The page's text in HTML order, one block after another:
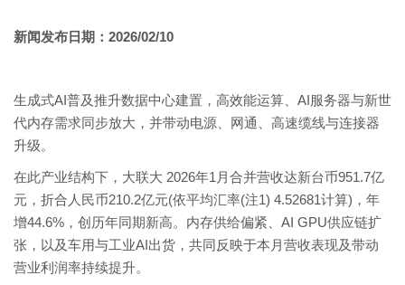
新闻发布日期： 2026/02/10
生成式AI普及推升数据中心建置，高效能运算、AI服务器与新世
代内存需求同步放大，并带动电源、网通、高速缆线与连接器
升级。
在此产业结构下，大联大 2026年1月合并营收达新台币951.7亿
元，折合人民币210.2亿元(依平均汇率(注1) 4.52681计算)，年
增44.6%，创历年同期新高。内存供给偏紧、AI GPU供应链扩
张，以及车用与工业AI出货，共同反映于本月营收表现及带动
营业利润率持续提升。